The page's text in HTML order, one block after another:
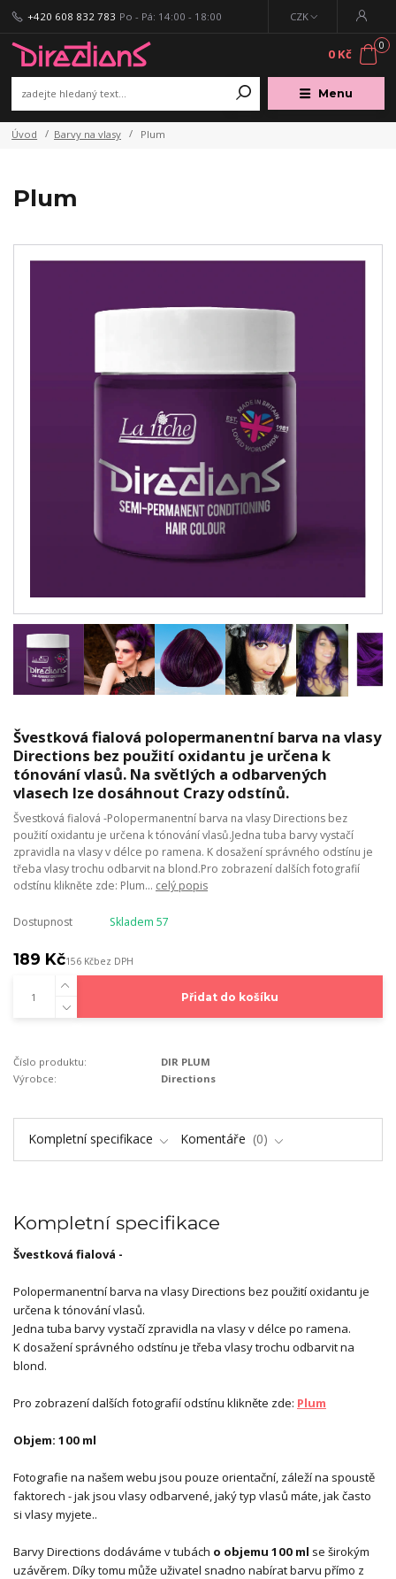
Menu
CZK
+420 608 832 783 Po - Pá: 14:00 - 18:00
0
0 Kč
Úvod Barvy na vlasy Plum
Plum
Švestková fialová polopermanentní barva na vlasy
Directions bez použití oxidantu je určena k
tónování vlasů. Na světlých a odbarvených
vlasech lze dosáhnout Crazy odstínů.
Švestková fialová -Polopermanentní barva na vlasy Directions bez
použití oxidantu je určena k tónování vlasů.Jedna tuba barvy vystačí
zpravidla na vlasy v délce po ramena. K dosažení správného odstínu je
třeba vlasy trochu odbarvit na blond.Pro zobrazení dalších fotografií
odstínu klikněte zde: Plum... celý popis
Dostupnost Skladem 57
189 Kč156 Kčbez DPH
Přidat do košíku
Číslo produktu:
DIR PLUM
Výrobce:
Directions
Kompletní specifikace Komentáře 0
Kompletní specifikace
Švestková fialová -
Polopermanentní barva na vlasy Directions bez použití oxidantu je
určena k tónování vlasů.
Jedna tuba barvy vystačí zpravidla na vlasy v délce po ramena.
K dosažení správného odstínu je třeba vlasy trochu odbarvit na
blond.
Pro zobrazení dalších fotografií odstínu klikněte zde: Plum
Objem: 100 ml
Fotografie na našem webu jsou pouze orientační, záleží na spoustě
faktorech - jak jsou vlasy odbarvené, jaký typ vlasů máte, jak často
si vlasy myjete..
Barvy Directions dodáváme v tubách o objemu 100 ml se širokým
uzávěrem. Díky tomu může uživatel snadno nabírat barvu přímo z